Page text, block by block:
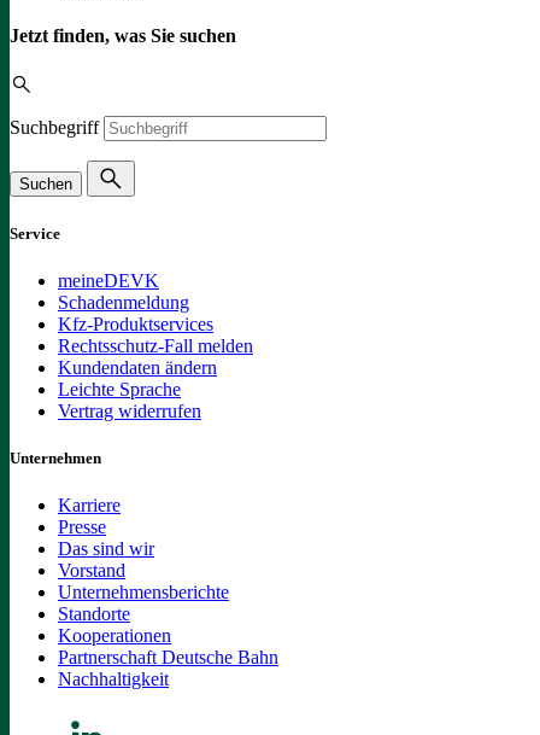
Jetzt finden, was Sie suchen
Suchbegriff
Suchen
Service
meineDEVK
Schadenmeldung
Kfz-Produktservices
Rechtsschutz-Fall melden
Kundendaten ändern
Leichte Sprache
Vertrag widerrufen
Unternehmen
Karriere
Presse
Das sind wir
Vorstand
Unternehmensberichte
Standorte
Kooperationen
Partnerschaft Deutsche Bahn
Nachhaltigkeit